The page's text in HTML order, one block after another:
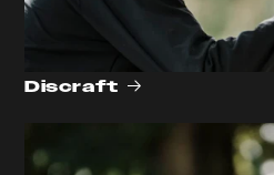
Discraft